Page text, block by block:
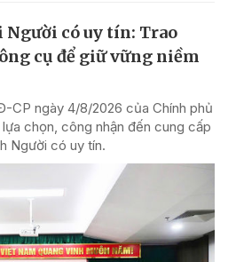
có uy tín: Trao
cụ để giữ vững niềm
CP ngày 4/8/2026 của Chính phủ
chọn, công nhận đến cung cấp
Người có uy tín.